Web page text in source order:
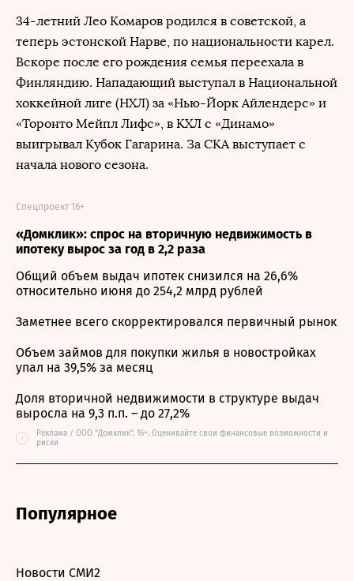
34-летний Лео Комаров родился в советской, а
теперь эстонской Нарве, по национальности карел.
Вскоре после его рождения семья переехала в
Финляндию. Нападающий выступал в Национальной
хоккейной лиге (НХЛ) за «Нью-Йорк Айлендерс» и
«Торонто Мейпл Лифс», в КХЛ с «Динамо»
выигрывал Кубок Гагарина. За СКА выступает с
начала нового сезона.
«Домклик»: спрос на вторичную недвижимость в
ипотеку вырос за год в 2,2 раза
Спецпроект 16+
Общий объем выдач ипотек снизился на 26,6%
относительно июня до 254,2 млрд рублей
Заметнее всего скорректировался первичный рынок
Объем займов для покупки жилья в новостройках
упал на 39,5% за месяц
Доля вторичной недвижимости в структуре выдач
выросла на 9,3 п.п. – до 27,2%
i
Реклама / ООО "Домклик". 16+. Оценивайте свои финансовые возможности и
риски
Популярное
Новости СМИ2